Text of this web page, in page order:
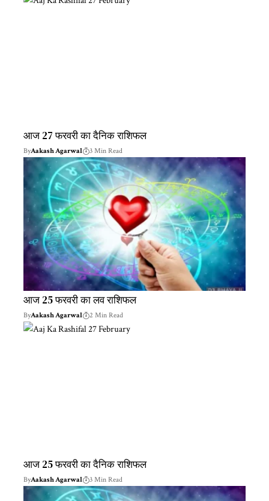
आज 27 फरवरी का दैनिक राशिफल
ByAakash Agarwal 3 Min Read
आज 25 फरवरी का लव राशिफल
ByAakash Agarwal 2 Min Read
आज 25 फरवरी का दैनिक राशिफल
ByAakash Agarwal 3 Min Read